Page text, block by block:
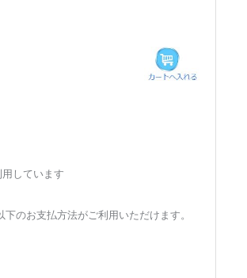
用しています
のお支払方法がご利用いただけます。